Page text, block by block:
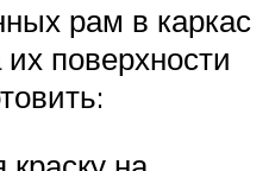
рам в каркас
поверхности